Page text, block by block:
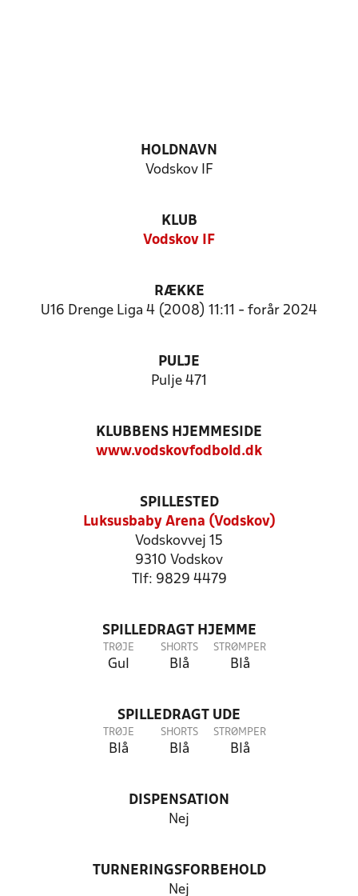
HOLDNAVN
Vodskov IF
KLUB
Vodskov IF
RÆKKE
U16 Drenge Liga 4 (2008) 11:11 - forår 2024
PULJE
Pulje 471
KLUBBENS HJEMMESIDE
www.vodskovfodbold.dk
SPILLESTED
Luksusbaby Arena (Vodskov)
Vodskovvej 15
9310 Vodskov
Tlf: 9829 4479
SPILLEDRAGT HJEMME
TRØJE
Gul
SHORTS
Blå
STRØMPER
Blå
SPILLEDRAGT UDE
TRØJE
Blå
SHORTS
Blå
STRØMPER
Blå
DISPENSATION
Nej
TURNERINGSFORBEHOLD
Nej